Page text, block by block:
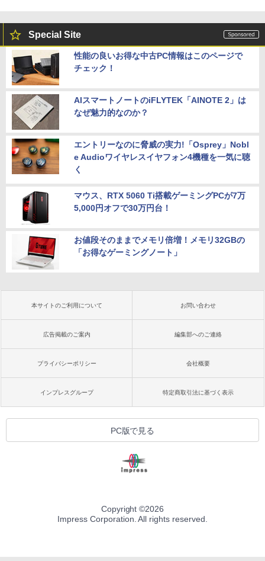
Special Site
性能の良いお得な中古PC情報はこのページで
チェック！
AIスマートノートのiFLYTEK「AINOTE 2」は
なぜ魅力的なのか？
エントリーなのに脅威の実力!「Osprey」Nobl
e Audioワイヤレスイヤフォン4機種を一気に聴
く
マウス、RTX 5060 Ti搭載ゲーミングPCが7万
5,000円オフで30万円台！
お値段そのままでメモリ倍増！メモリ32GBの
「お得なゲーミングノート」
本サイトのご利用について お問い合わせ
広告掲載のご案内 編集部へのご連絡
プライバシーポリシー 会社概要
インプレスグループ 特定商取引法に基づく表示
PC版で見る
Copyright ©2026
Impress Corporation. All rights reserved.